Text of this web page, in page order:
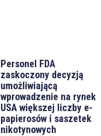
Personel FDA
zaskoczony decyzją
umożliwiającą
wprowadzenie na rynek
USA większej liczby e-
papierosów i saszetek
nikotynowych